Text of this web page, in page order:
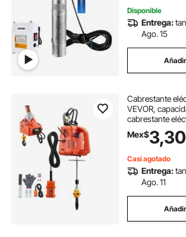
resistente al
Disponible
Entrega:
Ago. 15
Cabrestante
VEVOR,
cabrestante
1500 W, altura
pies, 16,4 pies/
remoto manual,
inalámbrico para
almacenes y
Mex$
Casi agotado
Entrega:
Ago. 11